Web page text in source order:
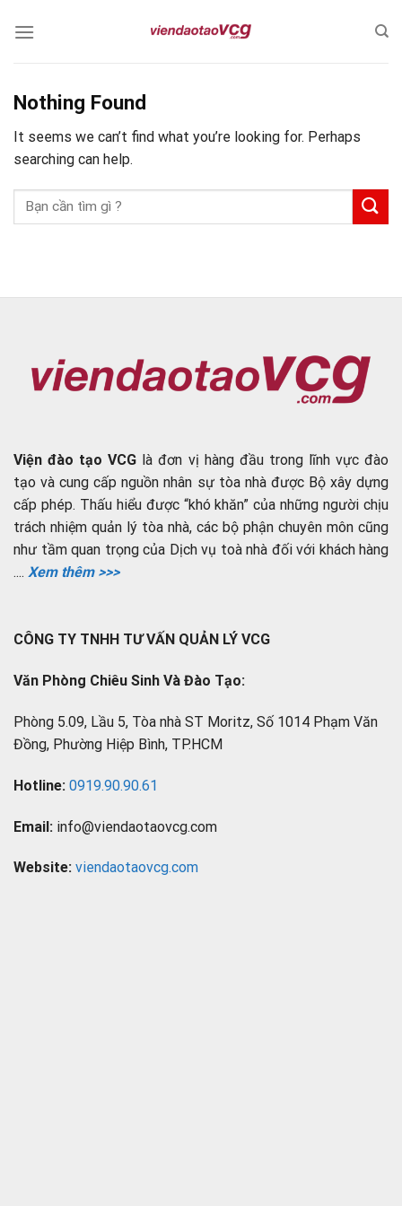
Nothing Found
It seems we can’t find what you’re looking for. Perhaps
searching can help.
Viện đào tạo VCG là đơn vị hàng đầu trong lĩnh vực đào
tạo và cung cấp nguồn nhân sự tòa nhà được Bộ xây dựng
cấp phép. Thấu hiểu được “khó khăn” của những người chịu
trách nhiệm quản lý tòa nhà, các bộ phận chuyên môn cũng
như tầm quan trọng của Dịch vụ toà nhà đối với khách hàng
.... Xem thêm >>>
CÔNG TY TNHH TƯ VẤN QUẢN LÝ VCG
Văn Phòng Chiêu Sinh Và Đào Tạo:
Phòng 5.09, Lầu 5, Tòa nhà ST Moritz, Số 1014 Phạm Văn
Đồng, Phường Hiệp Bình, TP.HCM
Hotline: 0919.90.90.61
Email: info@viendaotaovcg.com
Website: viendaotaovcg.com